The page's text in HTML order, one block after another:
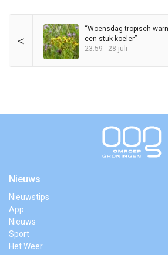
<
“Woensdag tropisch
een stuk koeler”
23:59 - 28 juli
Nieuws
Nieuwstips
App
Nieuws
Sport
Het Weer